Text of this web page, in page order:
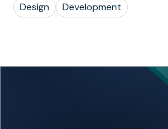
Design Development